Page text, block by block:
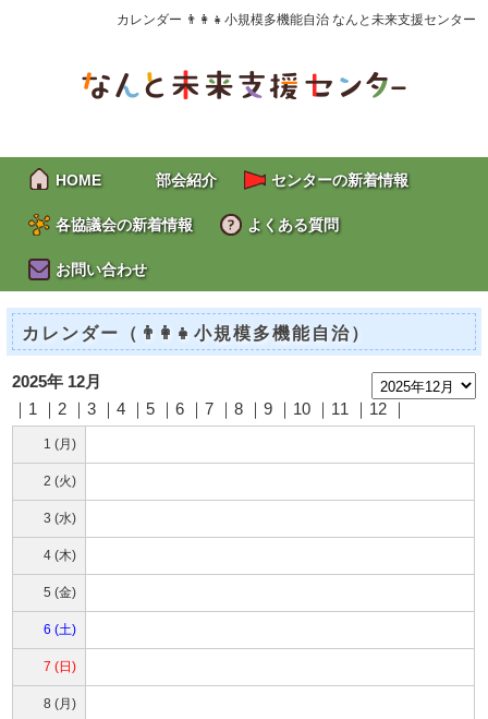
カレンダー 👨‍👩‍👧小規模多機能自治 なんと未来支援センター
HOME 部会紹介 センターの新着情報
各協議会の新着情報 よくある質問
お問い合わせ
カレンダー（👨‍👩‍👧小規模多機能自治）
2025年 12月
｜1 ｜2 ｜3 ｜4 ｜5 ｜6 ｜7 ｜8 ｜9 ｜10 ｜11 ｜12 ｜
1 (月)
2 (火)
3 (水)
4 (木)
5 (金)
6 (土)
7 (日)
8 (月)